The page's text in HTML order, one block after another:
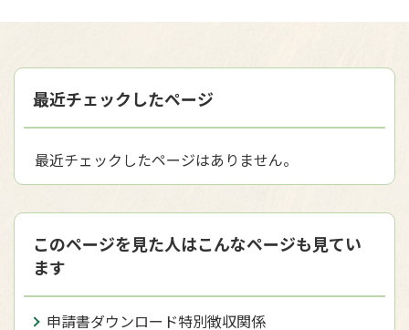
最近チェックしたページ
最近チェックしたページはありません。
このページを見た人はこんなページも見てい
ます
申請書ダウンロード特別徴収関係